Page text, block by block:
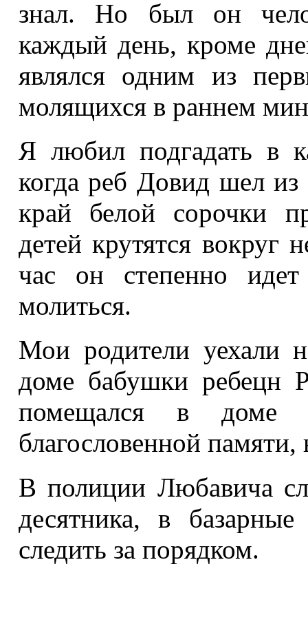
знал. Но был он
каждый день, кроме
являлся одним из
молящихся в раннем
Я любил подгадать в
когда реб Довид шел
край белой сорочки
детей крутятся вокруг
час он степенно
молиться.
Мои родители уехали
доме бабушки ребецн
помещался в доме
благословенной
В полиции Любавича
десятника, в
следить за порядком.